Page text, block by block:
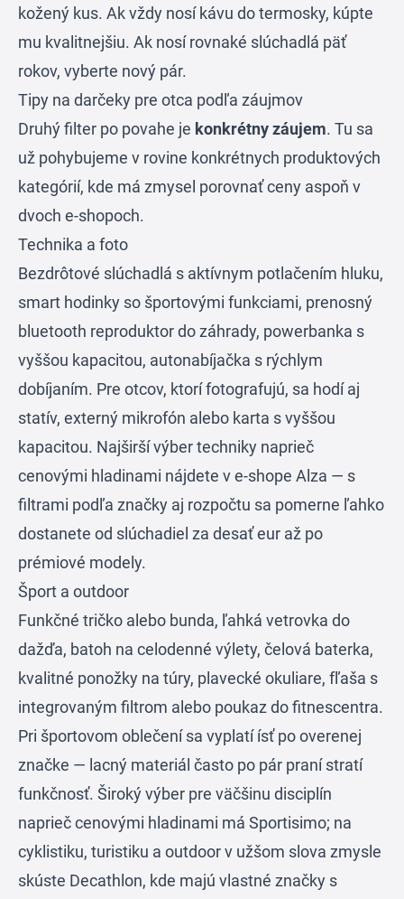
kožený kus. Ak vždy nosí kávu do termosky, kúpte
mu kvalitnejšiu. Ak nosí rovnaké slúchadlá päť
rokov, vyberte nový pár.
Tipy na darčeky pre otca podľa záujmov
Druhý filter po povahe je konkrétny záujem. Tu sa
už pohybujeme v rovine konkrétnych produktových
kategórií, kde má zmysel porovnať ceny aspoň v
dvoch e-shopoch.
Technika a foto
Bezdrôtové slúchadlá s aktívnym potlačením hluku,
smart hodinky so športovými funkciami, prenosný
bluetooth reproduktor do záhrady, powerbanka s
vyššou kapacitou, autonabíjačka s rýchlym
dobíjaním. Pre otcov, ktorí fotografujú, sa hodí aj
statív, externý mikrofón alebo karta s vyššou
kapacitou. Najširší výber techniky naprieč
cenovými hladinami nájdete v e-shope Alza — s
filtrami podľa značky aj rozpočtu sa pomerne ľahko
dostanete od slúchadiel za desať eur až po
prémiové modely.
Šport a outdoor
Funkčné tričko alebo bunda, ľahká vetrovka do
dažďa, batoh na celodenné výlety, čelová baterka,
kvalitné ponožky na túry, plavecké okuliare, fľaša s
integrovaným filtrom alebo poukaz do fitnescentra.
Pri športovom oblečení sa vyplatí ísť po overenej
značke — lacný materiál často po pár praní stratí
funkčnosť. Široký výber pre väčšinu disciplín
naprieč cenovými hladinami má Sportisimo; na
cyklistiku, turistiku a outdoor v užšom slova zmysle
skúste Decathlon, kde majú vlastné značky s